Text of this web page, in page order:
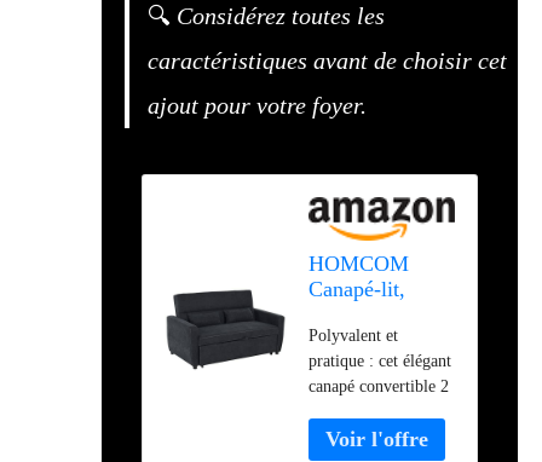
🔍 Considérez toutes les
caractéristiques avant de choisir cet
ajout pour votre foyer.
HOMCOM
Canapé-lit,
avec fonction
lit, dossier
réglable, canapé
rembourré avec
coussin à jeter,
Polyvalent et
pratique : cet élégant
canapé convertible 2
élégant et une